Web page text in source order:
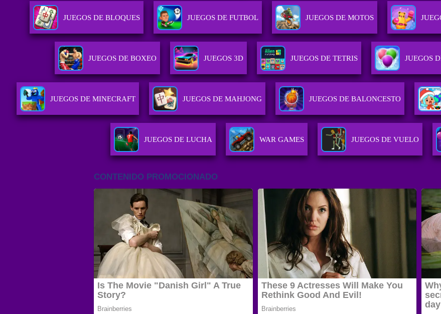
JUEGOS DE BLOQUES JUEGOS DE FUTBOL JUEGOS DE MOTOS
JUEGOS DE BOXEO JUEGOS 3D JUEGOS DE TETRIS JUEGOS
JUEGOS DE MINECRAFT JUEGOS DE MAHJONG JUEGOS DE BALONCESTO
JUEGOS DE LUCHA WAR GAMES JUEGOS DE VUELO